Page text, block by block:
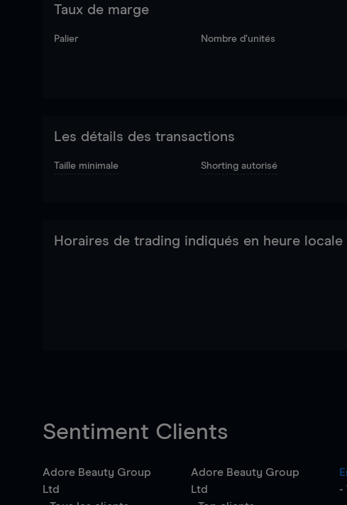
Taux de marge
Palier Nombre d’unités
Les détails des transactions
Taille minimale Shorting autorisé
Horaires de trading indiqués en heure locale
Sentiment Clients
Adore Beauty Group
Ltd
Adore Beauty Group
Ltd
-